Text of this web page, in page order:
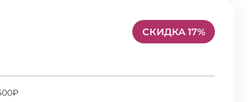
СКИДКА 17%